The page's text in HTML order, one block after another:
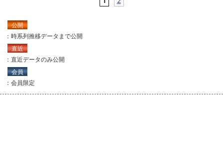
公開
：時系列推移データまで公開
直近
：直近データのみ公開
会員
：会員限定